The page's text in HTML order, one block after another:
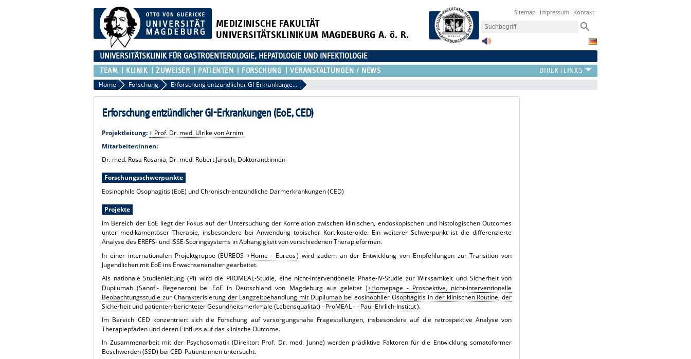
MEDIZINISCHE FAKULTÄT
UNIVERSITÄTSKLINIKUM MAGDEBURG A. ö. R.
Sitemap Impressum Kontakt
UNIVERSITÄTSKLINIK FÜR GASTROENTEROLOGIE, HEPATOLOGIE UND INFEKTIOLOGIE
TEAM KLINIK ZUWEISER PATIENTEN FORSCHUNG VERANSTALTUNGEN / NEWS
Home Forschung Erforschung entzündlicher GI-Erkrankungen (EoE, CED)
Erforschung entzündlicher GI-Erkrankungen (EoE, CED)
Projektleitung:
Prof. Dr. med. Ulrike von Arnim
Mitarbeiter:innen:
Dr. med. Rosa Rosania, Dr. med. Robert Jänsch, Doktorand:innen
Forschungsschwerpunkte
Eosinophile Ösophagitis (EoE) und Chronisch-entzündliche Darmerkrankungen (CED)
Projekte
Im Bereich der EoE liegt der Fokus auf der Untersuchung der Korrelation zwischen klinischen, endoskopischen und histologischen Outcomes
unter medikamentöser Therapie, insbesondere bei Anwendung topischer Kortikosteroide. Ein weiterer Schwerpunkt ist die differenzierte
Analyse des EREFS- und ISSE-Scoringsystems in Abhängigkeit von verschiedenen Therapieformen.
In einer internationalen Projektgruppe (EUREOS
Home - Eureos) wird zudem an der Entwicklung von Empfehlungen zur Transition von
Jugendlichen mit EoE ins Erwachsenenalter gearbeitet.
Als nationale Studienleitung (PI) wird die PROMEAL-Studie, eine nicht-interventionelle Phase-IV-Studie zur Wirksamkeit und Sicherheit von
Dupilumab (Sanofi- Regeneron) bei EoE in Deutschland von Magdeburg aus geleitet ) Homepage - Prospektive, nicht-interventionelle
Beobachtungsstudie zur Charakterisierung der Langzeitbehandlung mit Dupilumab bei eosinophiler Ösophagitis in der klinischen Routine, der
Sicherheit und patienten-berichteter Gesundheitsmerkmale (Lebensqualität) - ProMEAL - - Paul-Ehrlich-Institut).
Im Bereich CED konzentriert sich die Forschung auf versorgungsnahe Fragestellungen, insbesondere auf die retrospektive Analyse von
Therapiepfaden und deren Einfluss auf das klinische Outcome.
In Zusammenarbeit mit der Psychosomatik (Direktor: Prof. Dr. med. Junne) werden prädiktive Faktoren für die Entwicklung somatoformer
Beschwerden (SSD) bei CED-Patient:innen untersucht.